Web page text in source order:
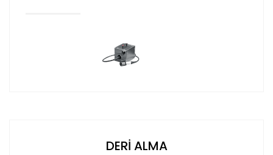
DERİ ALMA